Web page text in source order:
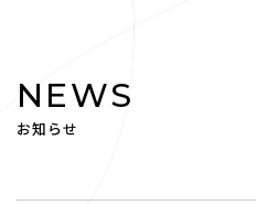
NEWS
お知らせ